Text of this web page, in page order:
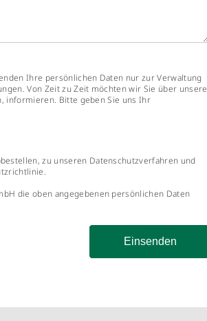
Ihre persönlichen Daten nur zur Verwaltung
Von Zeit zu Zeit möchten wir Sie über unsere
informieren. Bitte geben Sie uns Ihr
zu unseren Datenschutzverfahren und
die oben angegebenen persönlichen Daten